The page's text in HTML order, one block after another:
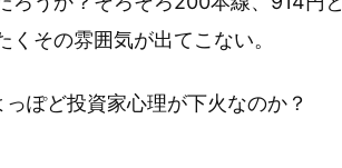
その雰囲気が出てこない。
ぽど投資家心理が下火なのか？